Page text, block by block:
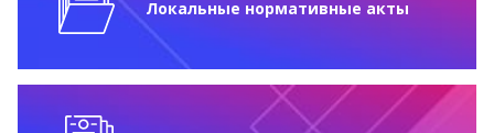
Локальные нормативные акты